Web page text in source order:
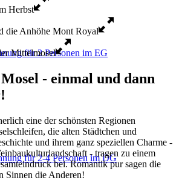
für 2 Personen im EG
für 2-4 Personen im DG
- einmal und dann
eine der schönsten Regionen
die alten Städtchen und
und ihrem ganz speziellen Charme -
- tragen zu einem
bei. Romantik pur sagen die
Sinnen die Anderen!